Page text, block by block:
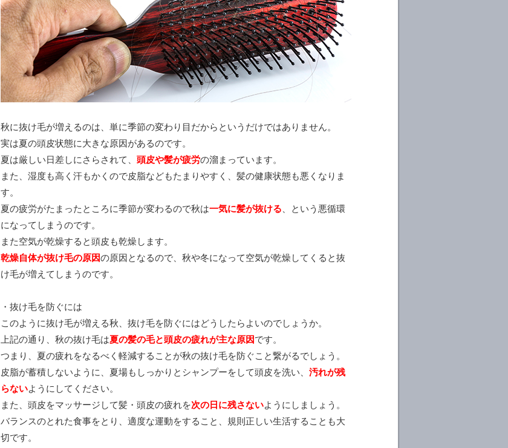
秋に抜け毛が増えるのは、単に季節の変わり目だからというだけではありません。
実は夏の頭皮状態に大きな原因があるのです。
夏は厳しい日差しにさらされて、 頭皮や髪が疲労の溜まっています。
また、湿度も高く汗もかくので皮脂などもたまりやすく、髪の健康状態も悪くなりま
す。
夏の疲労がたまったところに季節が変わるので秋は一気に髪が抜ける 、という悪循環
になってしまうのです。
また空気が乾燥すると頭皮も乾燥します。
乾燥自体が抜け毛の原因の原因となるので、秋や冬になって空気が乾燥してくると抜
け毛が増えてしまうのです。
・抜け毛を防ぐには
このように抜け毛が増える秋、抜け毛を防ぐにはどうしたらよいのでしょうか。
上記の通り、秋の抜け毛は夏の髪の毛と頭皮の疲れが主な原因です。
つまり、夏の疲れをなるべく軽減することが秋の抜け毛を防ぐこと繋がるでしょう。
皮脂が蓄積しないように、夏場もしっかりとシャンプーをして頭皮を洗い、 汚れが残
らないようにしてください。
また、頭皮をマッサージして髪・頭皮の疲れを次の日に残さないようにしましょう。
バランスのとれた食事をとり、適度な運動をすること、規則正しい生活することも大
切です。